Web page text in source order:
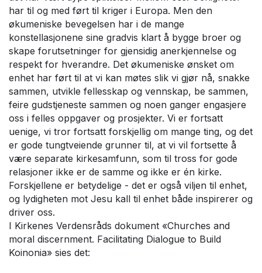
har til og med ført til kriger i Europa. Men den
økumeniske bevegelsen har i de mange
konstellasjonene sine gradvis klart å bygge broer og
skape forutsetninger for gjensidig anerkjennelse og
respekt for hverandre. Det økumeniske ønsket om
enhet har ført til at vi kan møtes slik vi gjør nå, snakke
sammen, utvikle fellesskap og vennskap, be sammen,
feire gudstjeneste sammen og noen ganger engasjere
oss i felles oppgaver og prosjekter. Vi er fortsatt
uenige, vi tror fortsatt forskjellig om mange ting, og det
er gode tungtveiende grunner til, at vi vil fortsette å
være separate kirkesamfunn, som til tross for gode
relasjoner ikke er de samme og ikke er én kirke.
Forskjellene er betydelige - det er også viljen til enhet,
og lydigheten mot Jesu kall til enhet både inspirerer og
driver oss.
I Kirkenes Verdensråds dokument «Churches and
moral discernment. Facilitating Dialogue to Build
Koinonia» sies det: